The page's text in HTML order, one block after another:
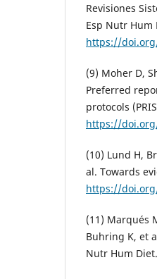
Revisiones
Esp Nutr Hum
https://
(9) Moher D,
Preferred
protocols
https://
(10) Lund H,
al. Towards
https://
(11) Marqués
Buhring K, et
Nutr Hum